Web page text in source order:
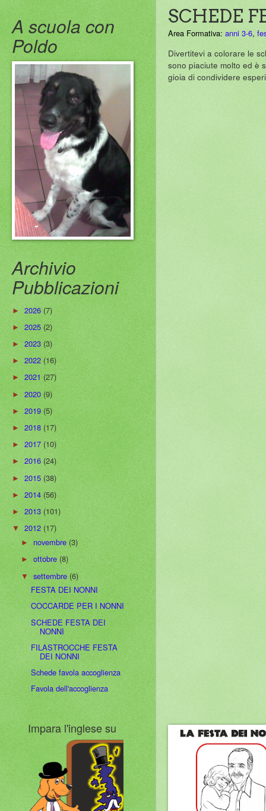
SCHEDE
Area Formativa: anni 3-6,
Divertitevi a colorare le
sono piaciute molto ed è
gioia di condividere
A scuola con
Poldo
Archivio
Pubblicazioni
►2026(7)
►2025(2)
►2023(3)
►2022(16)
►2021(27)
►2020(9)
►2019(5)
►2018(17)
► 2017(10)
►2016(24)
►2015(38)
►2014(56)
►2013(101)
▼2012(17)
►novembre(3)
►ottobre(8)
▼settembre(6)
FESTA DEI NONNI
COCCARDE PER I NONNI
SCHEDE FESTA DEI
NONNI
FILASTROCCHE FESTA
DEI NONNI
Schede favola accoglienza
Favola dell'accoglienza
Impara l'inglese su